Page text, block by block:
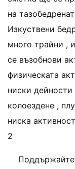
на
Изкуствени
много трайни ,
се възобнови
физическата
ниски дейности
колоездене ,
ниска
2